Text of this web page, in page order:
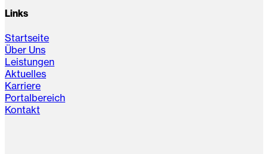
Links
Startseite
Über Uns
Leistungen
Aktuelles
Karriere
Portalbereich
Kontakt